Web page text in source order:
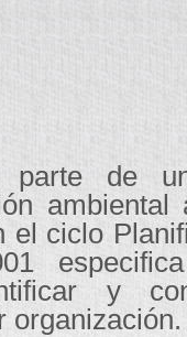
parte de
el ciclo
y
organización.